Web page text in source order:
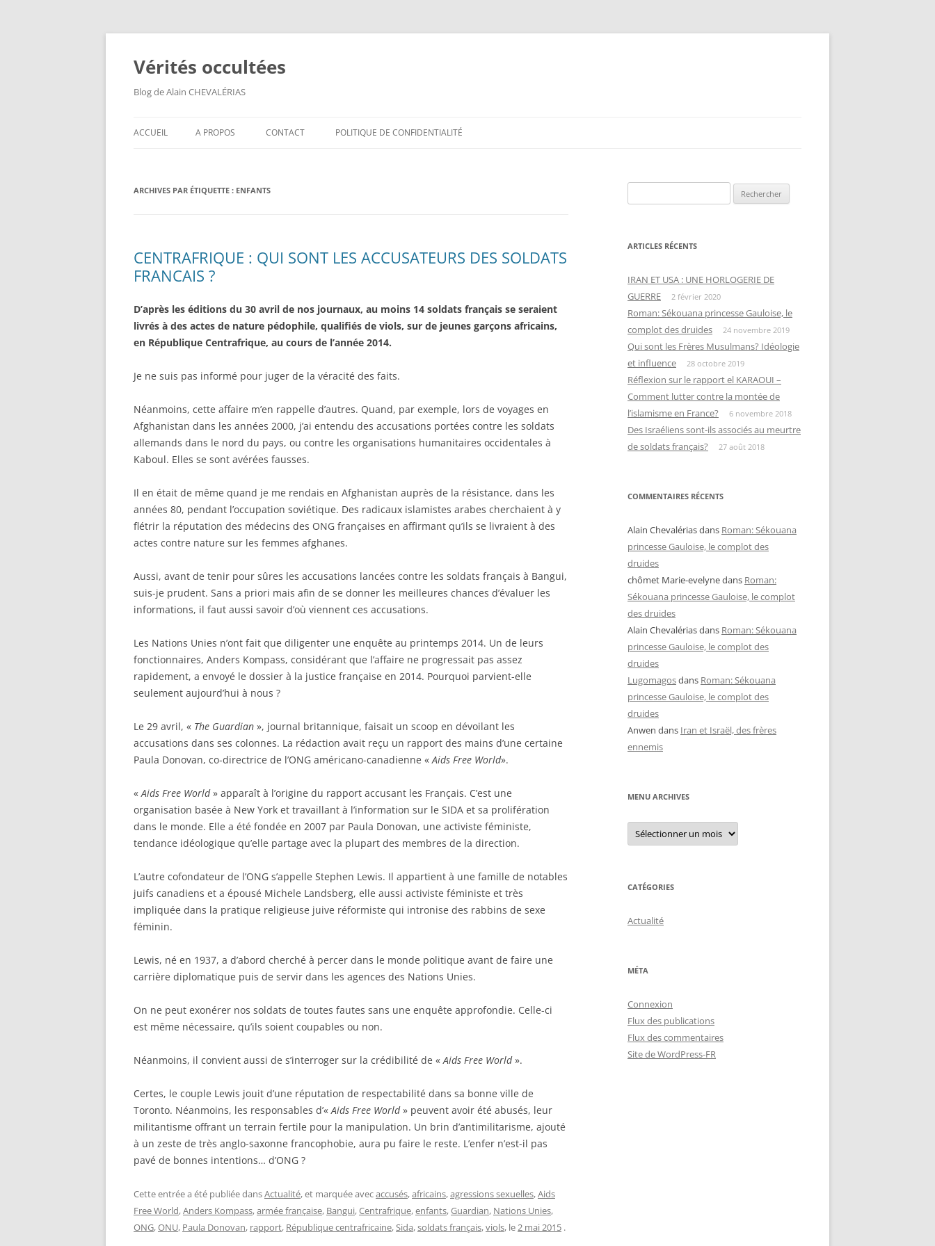
Aller
contenu
Vérités occultées
Blog de Alain CHEVALÉRIAS
ACCUEIL A PROPOS CONTACT POLITIQUE DE CONFIDENTIALITÉ
ARCHIVES PAR ÉTIQUETTE : ENFANTS
CENTRAFRIQUE : QUI SONT LES ACCUSATEURS DES SOLDATS
FRANCAIS ?
D’après les éditions du 30 avril de nos journaux, au moins 14 soldats français se seraient
livrés à des actes de nature pédophile, qualifiés de viols, sur de jeunes garçons africains,
en République Centrafrique, au cours de l’année 2014.
Je ne suis pas informé pour juger de la véracité des faits.
Néanmoins, cette affaire m’en rappelle d’autres. Quand, par exemple, lors de voyages en
Afghanistan dans les années 2000, j’ai entendu des accusations portées contre les soldats
allemands dans le nord du pays, ou contre les organisations humanitaires occidentales à
Kaboul. Elles se sont avérées fausses.
Il en était de même quand je me rendais en Afghanistan auprès de la résistance, dans les
années 80, pendant l’occupation soviétique. Des radicaux islamistes arabes cherchaient à y
flétrir la réputation des médecins des ONG françaises en affirmant qu’ils se livraient à des
actes contre nature sur les femmes afghanes.
Aussi, avant de tenir pour sûres les accusations lancées contre les soldats français à Bangui,
suis-je prudent. Sans a priori mais afin de se donner les meilleures chances d’évaluer les
informations, il faut aussi savoir d’où viennent ces accusations.
Les Nations Unies n’ont fait que diligenter une enquête au printemps 2014. Un de leurs
fonctionnaires, Anders Kompass, considérant que l’affaire ne progressait pas assez
rapidement, a envoyé le dossier à la justice française en 2014. Pourquoi parvient-elle
seulement aujourd’hui à nous ?
Le 29 avril, « The Guardian », journal britannique, faisait un scoop en dévoilant les
accusations dans ses colonnes. La rédaction avait reçu un rapport des mains d’une certaine
Paula Donovan, co-directrice de l’ONG américano-canadienne «Aids Free World».
«Aids Free World» apparaît à l’origine du rapport accusant les Français. C’est une
organisation basée à New York et travaillant à l’information sur le SIDA et sa prolifération
dans le monde. Elle a été fondée en 2007 par Paula Donovan, une activiste féministe,
tendance idéologique qu’elle partage avec la plupart des membres de la direction.
L’autre cofondateur de l’ONG s’appelle Stephen Lewis. Il appartient à une famille de notables
juifs canadiens et a épousé Michele Landsberg, elle aussi activiste féministe et très
impliquée dans la pratique religieuse juive réformiste qui intronise des rabbins de sexe
féminin.
Lewis, né en 1937, a d’abord cherché à percer dans le monde politique avant de faire une
carrière diplomatique puis de servir dans les agences des Nations Unies.
On ne peut exonérer nos soldats de toutes fautes sans une enquête approfondie. Celle-ci
est même nécessaire, qu’ils soient coupables ou non.
Néanmoins, il convient aussi de s’interroger sur la crédibilité de «Aids Free World».
Certes, le couple Lewis jouit d’une réputation de respectabilité dans sa bonne ville de
Toronto. Néanmoins, les responsables d’«Aids Free World» peuvent avoir été abusés, leur
militantisme offrant un terrain fertile pour la manipulation. Un brin d’antimilitarisme, ajouté
à un zeste de très anglo-saxonne francophobie, aura pu faire le reste. L’enfer n’est-il pas
pavé de bonnes intentions… d’ONG ?
Cette entrée a été publiée dansActualité, et marquée avecaccusés,africains,agressions sexuelles,Aids
Free World,Anders Kompass,armée française, Bangui,Centrafrique,enfants,Guardian, Nations Unies,
ONG,ONU, Paula Donovan, rapport, République centrafricaine,Sida,soldats français,viols, le2 mai 2015 .
ARTICLES RÉCENTS
IRAN ET USA : UNE HORLOGERIE DE
GUERRE
2 février 2020
Roman: Sékouana princesse Gauloise, le
complot des druides
24 novembre 2019
Qui sont les Frères Musulmans? Idéologie
et influence
28 octobre 2019
Réflexion sur le rapport el KARAOUI –
Comment lutter contre la montée de
l’islamisme en France?
6 novembre 2018
Des Israéliens sont-ils associés au meurtre
de soldats français?
27 août 2018
COMMENTAIRES RÉCENTS
Alain Chevalériasdans Roman: Sékouana
princesse Gauloise, le complot des
druides
chômet Marie-evelynedans Roman:
Sékouana princesse Gauloise, le complot
des druides
Alain Chevalériasdans Roman: Sékouana
princesse Gauloise, le complot des
druides
Lugomagosdans Roman: Sékouana
princesse Gauloise, le complot des
druides
Anwen dans Iran et Israël, des frères
ennemis
MENU ARCHIVES
Menu
archives
CATÉGORIES
Actualité
MÉTA
Connexion
Flux des publications
Flux des commentaires
Site de WordPress-FR